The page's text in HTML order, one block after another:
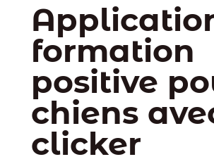
formation
positive
chiens
clicker